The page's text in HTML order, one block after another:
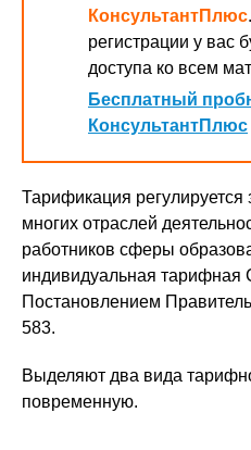
КонсультантПлюс
регистрации у вас
доступа ко всем
Бесплатный
КонсультантПлюс
Тарификация регулируется
многих отраслей
работников сферы
индивидуальная тарифная
Постановлением
583.
Выделяют два вида
повременную.